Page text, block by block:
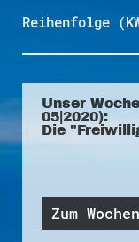
Reihenfolge
Unser
05|2020):
Die
Zum